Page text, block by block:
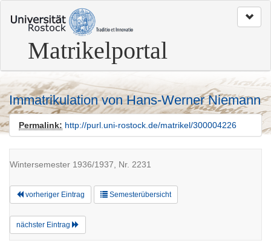
zum
Seitenanfang
Matrikelportal
Immatrikulation von Hans-Werner Niemann
Permalink: http://purl.uni-rostock.de/matrikel/300004226
Wintersemester 1936/1937, Nr. 2231
vorheriger Eintrag Semesterübersicht
nächster Eintrag